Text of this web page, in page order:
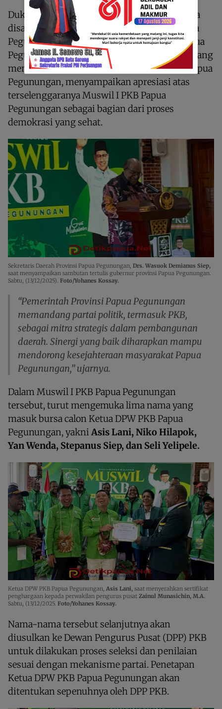
Dukungan terhadap pelaksanaan Muswil juga
disampaikan oleh Pemerintah Provinsi Papua
Pegunungan. Sekretaris Daerah Provinsi Papua
Pegunungan,Drs. Wasuok Demianus Siep,
yang
membacakan sambutan tertulis Gubernur Papua
Pegunungan, menyampaikan apresiasi atas
terselenggaranya Muswil I PKB Papua
Pegunungan sebagai bagian dari proses
demokrasi yang sehat.
Sekretaris Daerah Provinsi Papua Pegunungan, Drs. Wasuok Demianus Siep,
saat menyampaikan sambutan tertulis gubernur provinsi Papua Pegunungan.
Sabtu, (13/12/2025). Foto/Yohanes Kossay.
“Pemerintah Provinsi Papua Pegunungan
memandang partai politik, termasuk PKB,
sebagai mitra strategis dalam pembangunan
daerah. Sinergi yang baik diharapkan mampu
mendorong kesejahteraan masyarakat Papua
Pegunungan,” ujarnya.
Dalam Muswil I PKB Papua Pegunungan
tersebut, turut mengemuka lima nama yang
masuk bursa calon Ketua DPW PKB Papua
Pegunungan, yakni Asis Lani, Niko Hilapok,
Yan Wenda, Stepanus Siep, dan Seli Yelipele.
Ketua DPW PKB Papua Pegunungan, Asis Lani, saat menyerahkan sertifikat
penghargaan kepada perwakilan pengurus pusat Zainul Munasichin, M.A.
Sabtu, (13/12/2025. Foto/Yohanes Kossay.
Nama-nama tersebut selanjutnya akan
diusulkan ke Dewan Pengurus Pusat (DPP) PKB
untuk dilakukan proses seleksi dan penilaian
sesuai dengan mekanisme partai. Penetapan
Ketua DPW PKB Papua Pegunungan akan
ditentukan sepenuhnya oleh DPP PKB.